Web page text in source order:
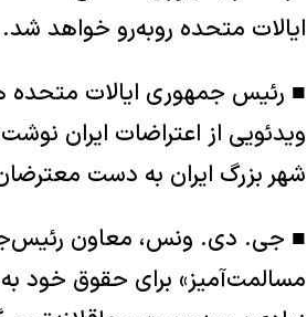
ایالات متحده روبه‌رو خواهد شد.
■ رئیس جمهوری ایالات متحده
ویدئویی از اعتراضات ایران
شهر بزرگ ایران به دست
■ جی. دی. ونس، معاون
مسالمت‌آمیز» برای حقوق خود